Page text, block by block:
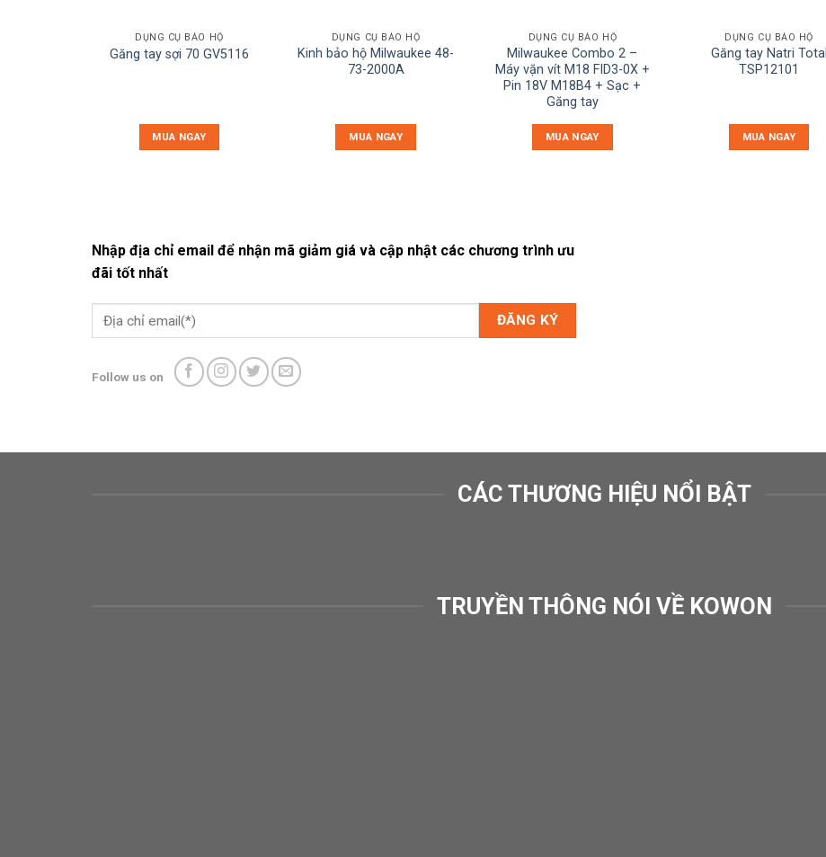
DỤNG CỤ BẢO HỘ
Găng tay sợi 70 GV5116
MUA NGAY
DỤNG CỤ BẢO HỘ
Kinh bảo hộ Milwaukee 48-
73-2000A
MUA NGAY
DỤNG CỤ BẢO HỘ
Milwaukee Combo 2 –
Máy vặn vít M18 FID3-0X +
Pin 18V M18B4 + Sạc +
Găng tay
MUA NGAY
DỤNG CỤ BẢO HỘ
Găng tay Natri Total
TSP12101
MUA NGAY
Nhập địa chỉ email để nhận mã giảm giá và cập nhật các chương trình ưu
đãi tốt nhất
Follow us on
CÁC THƯƠNG HIỆU NỔI BẬT
TRUYỀN THÔNG NÓI VỀ KOWON